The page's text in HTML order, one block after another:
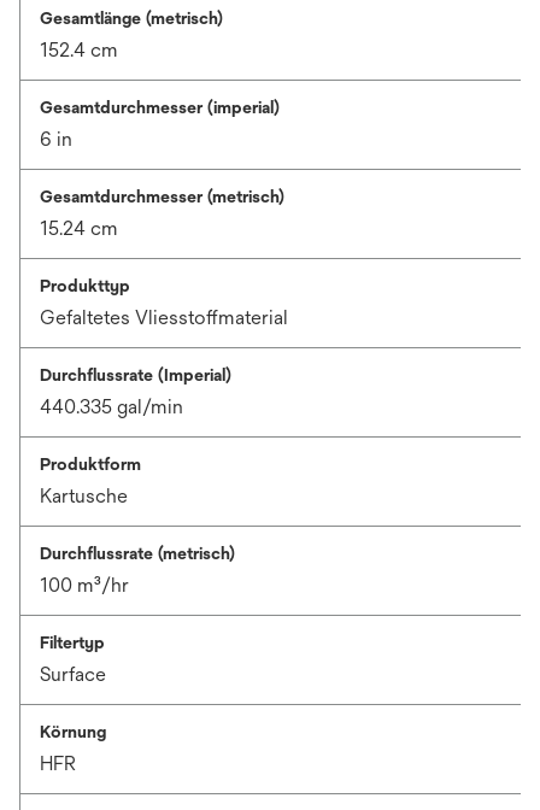
Gesamtlänge (metrisch)
152.4 cm
Gesamtdurchmesser (imperial)
6 in
Gesamtdurchmesser (metrisch)
15.24 cm
Produkttyp
Gefaltetes Vliesstoffmaterial
Durchflussrate (Imperial)
440.335 gal/min
Produktform
Kartusche
Durchflussrate (metrisch)
100 m³/hr
Filtertyp
Surface
Körnung
HFR